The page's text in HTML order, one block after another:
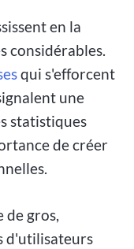
en la
considérables.
qui s'efforcent
une
statistiques
de créer
de gros,
d'utilisateurs